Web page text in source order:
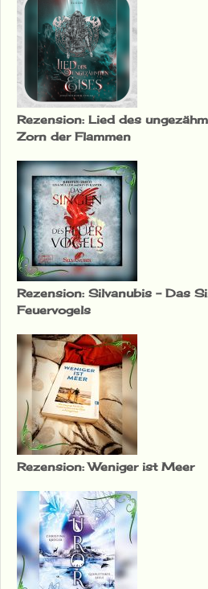
Rezension: Lied des
Zorn der Flammen
Rezension: Silvanubis – Das
Feuervogels
Rezension: Weniger ist Meer